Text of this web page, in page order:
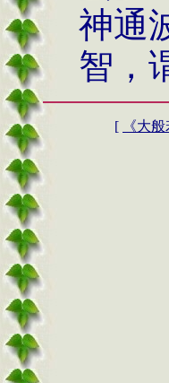
神通
智，
[ 《大般